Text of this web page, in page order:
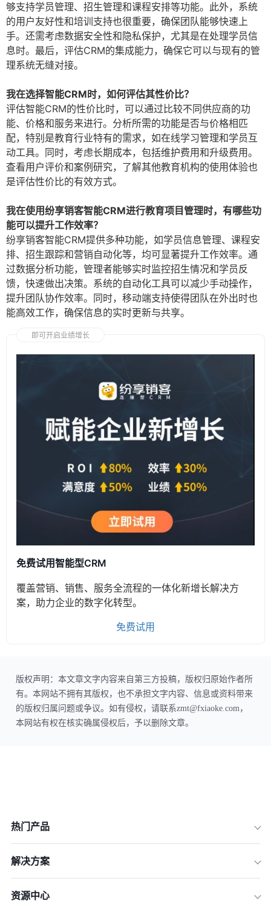
够支持学员管理、招生管理和课程安排等功能。此外，系统
的用户友好性和培训支持也很重要，确保团队能够快速上
手。还需考虑数据安全性和隐私保护，尤其是在处理学员信
息时。最后，评估CRM的集成能力，确保它可以与现有的管
理系统无缝对接。
我在选择智能CRM时，如何评估其性价比？
评估智能CRM的性价比时，可以通过比较不同供应商的功
能、价格和服务来进行。分析所需的功能是否与价格相匹
配，特别是教育行业特有的需求，如在线学习管理和学员互
动工具。同时，考虑长期成本，包括维护费用和升级费用。
查看用户评价和案例研究，了解其他教育机构的使用体验也
是评估性价比的有效方式。
我在使用纷享销客智能CRM进行教育项目管理时，有哪些功
能可以提升工作效率？
纷享销客智能CRM提供多种功能，如学员信息管理、课程安
排、招生跟踪和营销自动化等，均可显著提升工作效率。通
过数据分析功能，管理者能够实时监控招生情况和学员反
馈，快速做出决策。系统的自动化工具可以减少手动操作，
提升团队协作效率。同时，移动端支持使得团队在外出时也
能高效工作，确保信息的实时更新与共享。
即可开启业绩增长
免费试用智能型CRM
覆盖营销、销售、服务全流程的一体化新增长解决方
案，助力企业的数字化转型。
免费试用
版权声明：本文章文字内容来自第三方投稿，版权归原始作者所
有。本网站不拥有其版权，也不承担文字内容、信息或资料带来
的版权归属问题或争议。如有侵权，请联系zmt@fxiaoke.com，
本网站有权在核实确属侵权后，予以删除文章。
热门产品
解决方案
资源中心